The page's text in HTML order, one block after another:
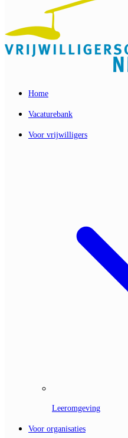
Home
Vacaturebank
Voor vrijwilligers
Leeromgeving
Voor organisaties